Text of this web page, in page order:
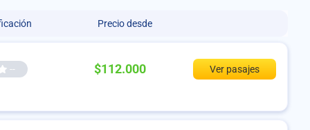
Precio desde
-- $112.000 Ver pasajes